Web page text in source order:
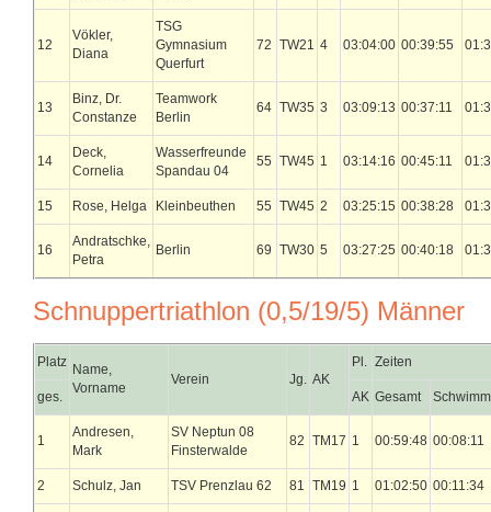
12
Vökler,
Diana
TSG
Gymnasium
Querfurt
72 TW21 4 03:04:00 00:39:55
13
Binz, Dr.
Constanze
Teamwork
Berlin
64 TW35 3 03:09:13 00:37:11
14
Deck,
Cornelia
Wasserfreunde
Spandau 04
55 TW45 1 03:14:16 00:45:11
15 Rose, Helga Kleinbeuthen 55 TW45 2 03:25:15 00:38:28
16
Andratschke,
Petra
Berlin 69 TW30 5 03:27:25 00:40:18
Schnuppertriathlon (0,5/19/5) Männer
Platz Name,
Vorname
Verein Jg. AK
Pl. Zeiten
ges. AK Gesamt Schwimm
1
Andresen,
Mark
SV Neptun 08
Finsterwalde
82 TM17 1 00:59:48 00:08:11
2 Schulz, Jan TSV Prenzlau 62 81 TM19 1 01:02:50 00:11:34